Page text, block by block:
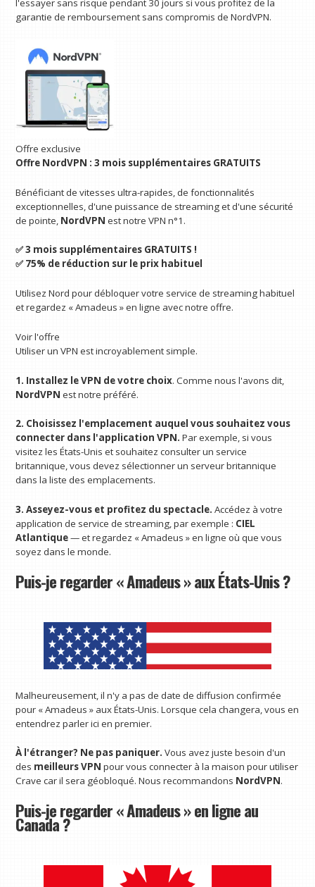
l'essayer sans risque pendant 30 jours si vous profitez de la
garantie de remboursement sans compromis de NordVPN.
Offre exclusive
Offre NordVPN : 3 mois supplémentaires GRATUITS
Bénéficiant de vitesses ultra-rapides, de fonctionnalités
exceptionnelles, d'une puissance de streaming et d'une sécurité
de pointe, NordVPN est notre VPN n°1.
✅ 3 mois supplémentaires GRATUITS !
✅ 75% de réduction sur le prix habituel
Utilisez Nord pour débloquer votre service de streaming habituel
et regardez « Amadeus » en ligne avec notre offre.
Voir l'offre
Utiliser un VPN est incroyablement simple.
1. Installez le VPN de votre choix. Comme nous l'avons dit,
NordVPN est notre préféré.
2. Choisissez l'emplacement auquel vous souhaitez vous
connecter dans l'application VPN.Par exemple, si vous
visitez les États-Unis et souhaitez consulter un service
britannique, vous devez sélectionner un serveur britannique
dans la liste des emplacements.
3. Asseyez-vous et profitez du spectacle.Accédez à votre
application de service de streaming, par exemple : CIEL
Atlantique— et regardez « Amadeus » en ligne où que vous
soyez dans le monde.
Puis-je regarder « Amadeus » aux États-Unis ?
Malheureusement, il n'y a pas de date de diffusion confirmée
pour « Amadeus » aux États-Unis. Lorsque cela changera, vous en
entendrez parler ici en premier.
À l'étranger? Ne pas paniquer. Vous avez juste besoin d'un
des meilleurs VPN pour vous connecter à la maison pour utiliser
Crave car il sera géobloqué. Nous recommandons NordVPN.
Puis-je regarder « Amadeus » en ligne au
Canada ?